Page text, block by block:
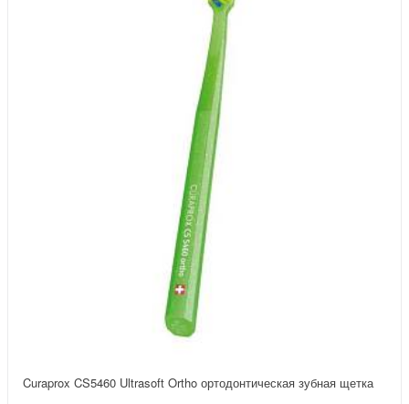
Curaprox CS5460 Ultrasoft Ortho ортодонтическая зубная щетка